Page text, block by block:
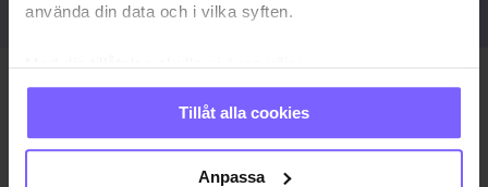
använda din data och i vilka syften.
Med din tillåtelse skulle vi även vilja:
Samla in information om din geografiska plats
som kan ha en noggrannhet på upp till flera meter
Identifiera din enhet genom att aktivt skanna den
för specifika kännetecken (fingeravtryck)
Tillåt alla cookies
Anpassa